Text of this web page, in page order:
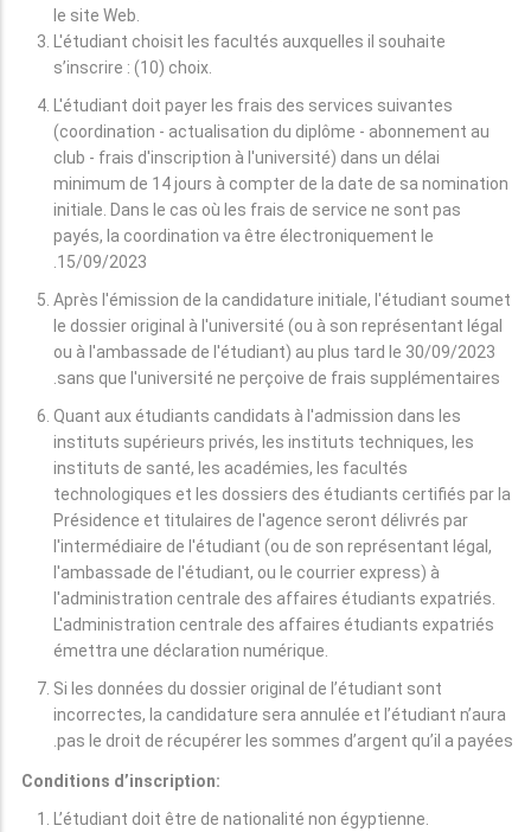
le site Web.
L'étudiant choisit les facultés auxquelles il souhaite
s’inscrire : (10) choix.
L'étudiant doit payer les frais des services suivantes
(coordination - actualisation du diplôme - abonnement au
club - frais d'inscription à l'université) dans un délai
minimum de 14 jours à compter de la date de sa nomination
initiale. Dans le cas où les frais de service ne sont pas
payés, la coordination va être électroniquement le
15/09/2023.
Après l'émission de la candidature initiale, l'étudiant soumet
le dossier original à l'université (ou à son représentant légal
ou à l'ambassade de l'étudiant) au plus tard le 30/09/2023
sans que l'université ne perçoive de frais supplémentaires.
Quant aux étudiants candidats à l'admission dans les
instituts supérieurs privés, les instituts techniques, les
instituts de santé, les académies, les facultés
technologiques et les dossiers des étudiants certifiés par la
Présidence et titulaires de l'agence seront délivrés par
l'intermédiaire de l'étudiant (ou de son représentant légal,
l'ambassade de l'étudiant, ou le courrier express) à
l'administration centrale des affaires étudiants expatriés.
L'administration centrale des affaires étudiants expatriés
émettra une déclaration numérique.
Si les données du dossier original de l’étudiant sont
incorrectes, la candidature sera annulée et l’étudiant n’aura
pas le droit de récupérer les sommes d’argent qu’il a payées.
Conditions d’inscription:
L’étudiant doit être de nationalité non égyptienne.